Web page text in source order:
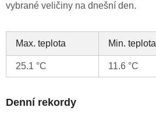
vybrané veličiny na dnešní den.
Max. teplota Min. teplota
25.1 °C 11.6 °C
Denní rekordy